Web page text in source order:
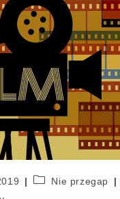
Nie przegap